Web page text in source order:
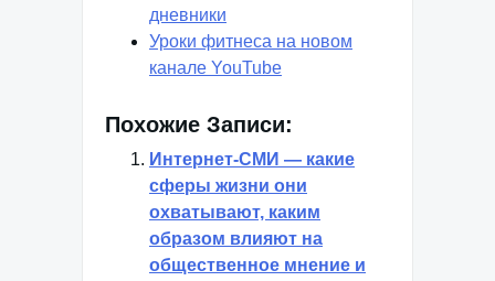
дневники
Уроки фитнеса на новом
канале YouTube
Похожие Записи:
Интернет-СМИ — какие
сферы жизни они
охватывают, каким
образом влияют на
общественное мнение и